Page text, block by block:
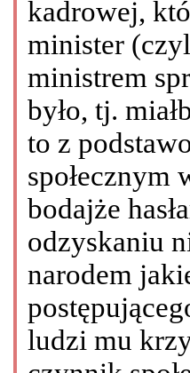
kadrowej,
minister
ministrem
było, tj.
to z
społecznym
bodajże
odzyskaniu
narodem
ludzi mu